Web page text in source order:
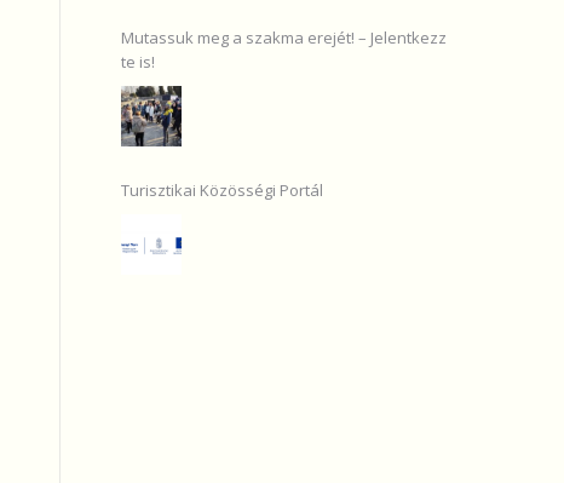
Mutassuk meg a szakma erejét! – Jelentkezz
te is!
Turisztikai Közösségi Portál